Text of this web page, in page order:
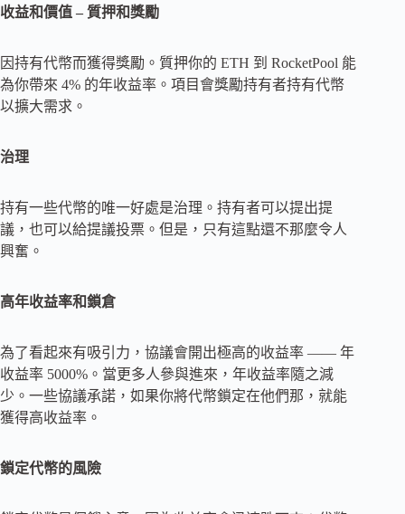
收益和價值 – 質押和獎勵
因持有代幣而獲得獎勵。質押你的 ETH 到 RocketPool 能
為你帶來 4% 的年收益率。項目會獎勵持有者持有代幣
以擴大需求。
治理
持有一些代幣的唯一好處是治理。持有者可以提出提
議，也可以給提議投票。但是，只有這點還不那麼令人
興奮。
高年收益率和鎖倉
為了看起來有吸引力，協議會開出極高的收益率 —— 年
收益率 5000%。當更多人參與進來，年收益率隨之減
少。一些協議承諾，如果你將代幣鎖定在他們那，就能
獲得高收益率。
鎖定代幣的風險